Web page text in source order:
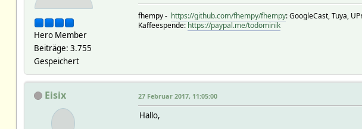
Hero Member
Beiträge: 3.755
Gespeichert
fhempy - https://github.com/fhempy/fhempy: GoogleCast, Tuya,
Kaffeespende: https://paypal.me/todominik
Eisix 27 Februar 2017, 11:05:00
Hallo,